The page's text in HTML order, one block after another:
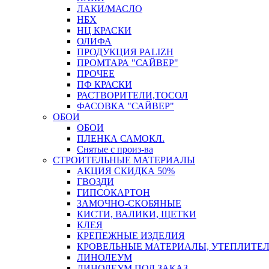
ЛАКИ/МАСЛО
НБХ
НЦ КРАСКИ
ОЛИФА
ПРОДУКЦИЯ PALIZH
ПРОМТАРА "САЙВЕР"
ПРОЧЕЕ
ПФ КРАСКИ
РАСТВОРИТЕЛИ,ТОСОЛ
ФАСОВКА "САЙВЕР"
ОБОИ
ОБОИ
ПЛЕНКА САМОКЛ.
Снятые с произ-ва
СТРОИТЕЛЬНЫЕ МАТЕРИАЛЫ
АКЦИЯ СКИДКА 50%
ГВОЗДИ
ГИПСОКАРТОН
ЗАМОЧНО-СКОБЯНЫЕ
КИСТИ, ВАЛИКИ, ЩЕТКИ
КЛЕЯ
КРЕПЕЖНЫЕ ИЗДЕЛИЯ
КРОВЕЛЬНЫЕ МАТЕРИАЛЫ,
ЛИНОЛЕУМ